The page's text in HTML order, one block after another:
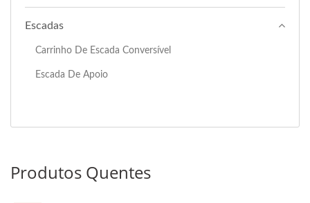
Escadas
Carrinho De Escada Conversível
Escada De Apoio
Produtos Quentes